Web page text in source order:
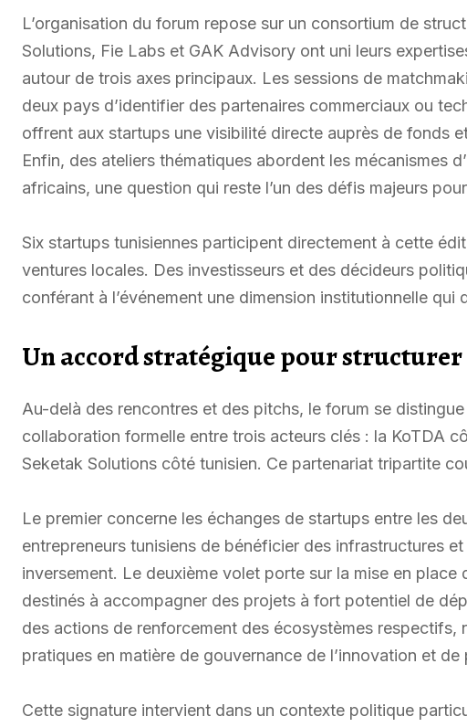
L’organisation du forum repose sur un consortium de
Solutions, Fie Labs et GAK Advisory ont uni leurs
autour de trois axes principaux. Les sessions de
deux pays d’identifier des partenaires commerciaux ou
offrent aux startups une visibilité directe auprès de fonds
Enfin, des ateliers thématiques abordent les mécanismes
africains, une question qui reste l’un des défis majeurs
Six startups tunisiennes participent directement à cette
ventures locales. Des investisseurs et des décideurs
conférant à l’événement une dimension institutionnelle
Un accord stratégique pour
Au-delà des rencontres et des pitchs, le forum se
collaboration formelle entre trois acteurs clés : la KoTDA
Seketak Solutions côté tunisien. Ce partenariat tripartite
Le premier concerne les échanges de startups entre les
entrepreneurs tunisiens de bénéficier des infrastructures
inversement. Le deuxième volet porte sur la mise en place
destinés à accompagner des projets à fort potentiel de
des actions de renforcement des écosystèmes respectifs,
pratiques en matière de gouvernance de l’innovation et
Cette signature intervient dans un contexte politique